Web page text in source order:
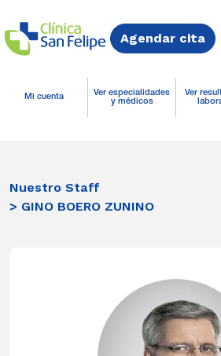
Agendar cita
Mi cuenta
Ver especialidades
y médicos
Ver
Nuestro Staff
> GINO BOERO ZUNINO